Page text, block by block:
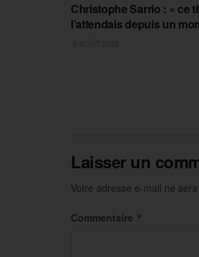
Christophe Sarrio : « ce
l’attendais depuis un
Laisser un
Votre adresse e-mail ne
Commentaire *